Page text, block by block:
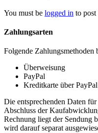
You must be logged in to post
Zahlungsarten
Folgende Zahlungsmethoden
Überweisung
PayPal
Kreditkarte über PayPal
Die entsprechenden Daten
Abschluss der
Rechnung liegt der Sendung
wird darauf separat